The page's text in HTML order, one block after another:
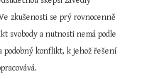
zkušenosti se prý rovnocenně
svobody a nutnosti nemá podle
podobný konflikt, k jehož řešení